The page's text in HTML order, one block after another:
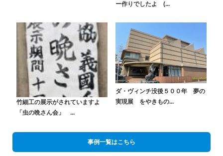
ー作りでしたよ (...
竹細工の展示がされていますよ
「虫の晩さん会」 ...
ダ・ヴィンチ没後５００年 夢の
実現展 をやきもの...
事例一覧はこちら